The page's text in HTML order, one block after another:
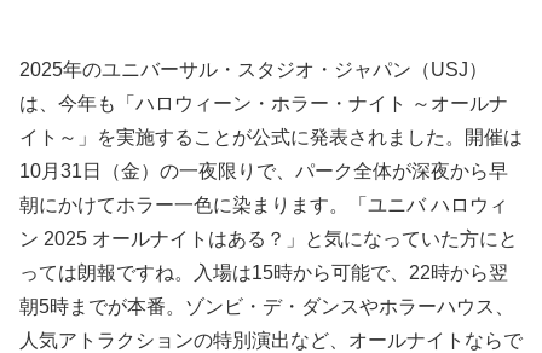
2025年のユニバーサル・スタジオ・ジャパン（USJ）
は、今年も「ハロウィーン・ホラー・ナイト ～オールナ
イト～」を実施することが公式に発表されました。開催は
10月31日（金）の一夜限りで、パーク全体が深夜から早
朝にかけてホラー一色に染まります。「ユニバ ハロウィ
ン 2025 オールナイトはある？」と気になっていた方にと
っては朗報ですね。入場は15時から可能で、22時から翌
朝5時までが本番。ゾンビ・デ・ダンスやホラーハウス、
人気アトラクションの特別演出など、オールナイトならで